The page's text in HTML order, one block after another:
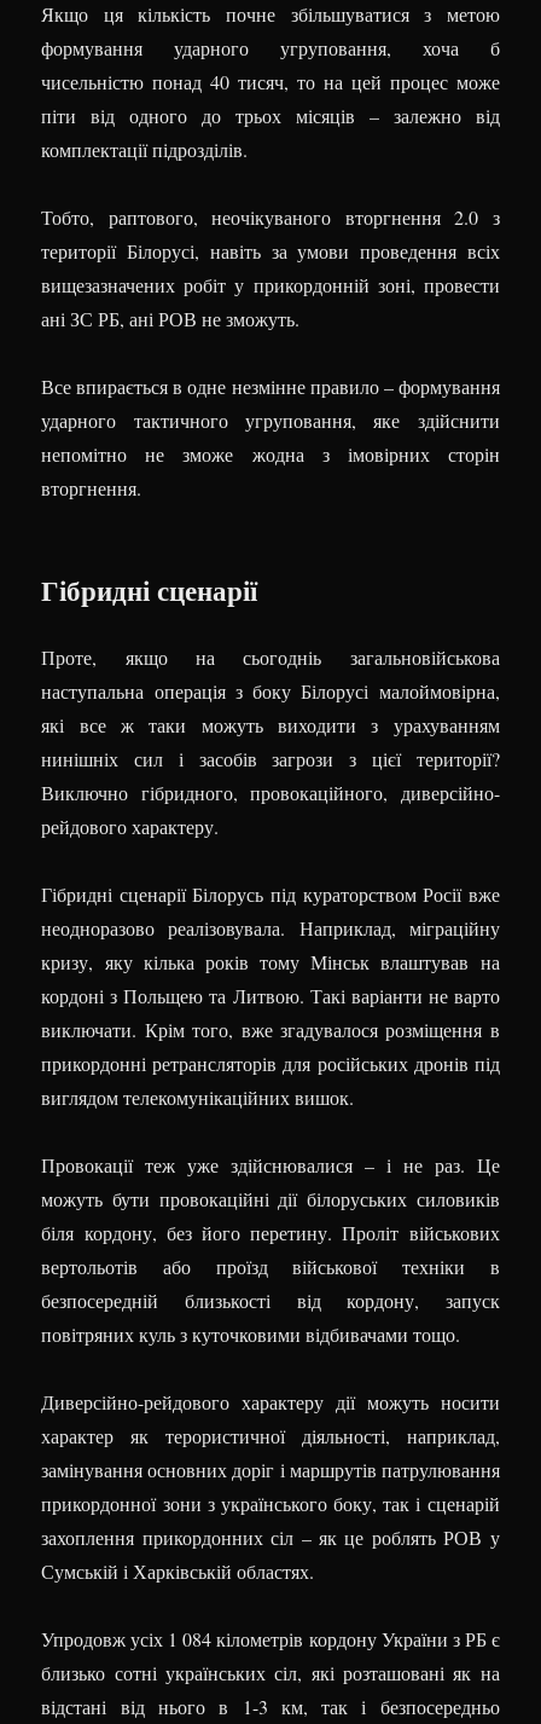
Якщо ця кількість почне збільшуватися з метою
формування ударного угруповання, хоча б
чисельністю понад 40 тисяч, то на цей процес може
піти від одного до трьох місяців – залежно від
комплектації підрозділів.
Тобто, раптового, неочікуваного вторгнення 2.0 з
території Білорусі, навіть за умови проведення всіх
вищезазначених робіт у прикордонній зоні, провести
ані ЗС РБ, ані РОВ не зможуть.
Все впирається в одне незмінне правило – формування
ударного тактичного угруповання, яке здійснити
непомітно не зможе жодна з імовірних сторін
вторгнення.
Гібридні сценарії
Проте, якщо на сьогодніь загальновійськова
наступальна операція з боку Білорусі малоймовірна,
які все ж таки можуть виходити з урахуванням
нинішніх сил і засобів загрози з цієї території?
Виключно гібридного, провокаційного, диверсійно-
рейдового характеру.
Гібридні сценарії Білорусь під кураторством Росії вже
неодноразово реалізовувала. Наприклад, міграційну
кризу, яку кілька років тому Мінськ влаштував на
кордоні з Польщею та Литвою. Такі варіанти не варто
виключати. Крім того, вже згадувалося розміщення в
прикордонні ретрансляторів для російських дронів під
виглядом телекомунікаційних вишок.
Провокації теж уже здійснювалися – і не раз. Це
можуть бути провокаційні дії білоруських силовиків
біля кордону, без його перетину. Проліт військових
вертольотів або проїзд військової техніки в
безпосередній близькості від кордону, запуск
повітряних куль з куточковими відбивачами тощо.
Диверсійно-рейдового характеру дії можуть носити
характер як терористичної діяльності, наприклад,
замінування основних доріг і маршрутів патрулювання
прикордонної зони з українського боку, так і сценарій
захоплення прикордонних сіл – як це роблять РОВ у
Сумській і Харківській областях.
Упродовж усіх 1 084 кілометрів кордону України з РБ є
близько сотні українських сіл, які розташовані як на
відстані від нього в 1-3 км, так і безпосередньо